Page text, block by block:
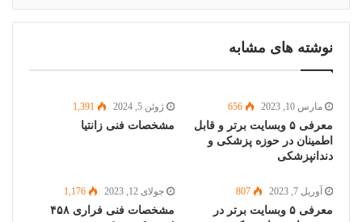
نوشته های مشابه
مارس 10, 2023 656
معرفی ۵ وبسایت برتر و قابل
اطمینان در حوزه پزشکی و
دندانپزشکی
ژوئن 5, 2024 1,391
مشخصات فنی زانتیا
آوریل 7, 2023 807
معرفی ۵ وبسایت برتر در
جولای 12, 2023 1,176
مشخصات فنی فراری ۴۵۸